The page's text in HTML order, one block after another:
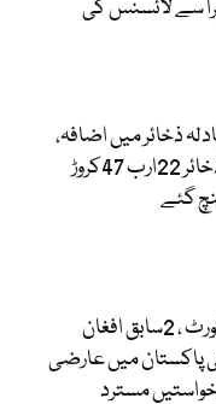
سے لائسنس کی
ذخائر میں اضافہ،
مجموعی ذخائر 22ارب 47کروڑ
گئے
پشاور ہائیکورٹ ، 2سابق افغان
پاکستان میں عارضی
مسترد